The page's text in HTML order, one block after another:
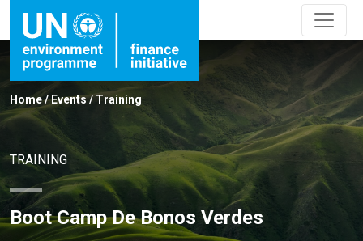
Home/Events/Training
TRAINING
Boot Camp De Bonos Verdes